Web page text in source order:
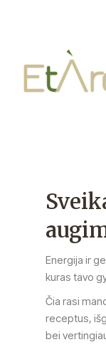
Energija ir
kuras tavo
Čia rasi
receptus,
bei